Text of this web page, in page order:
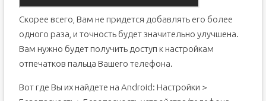
Скорее всего, Вам не придется добавлять его более
одного раза, и точность будет значительно улучшена.
Вам нужно будет получить доступ к настройкам
отпечатков пальца Вашего телефона.
Вот где Вы их найдете на Android: Настройки >